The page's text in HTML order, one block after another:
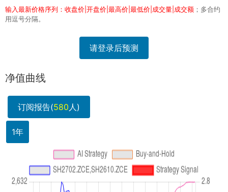
输入最新价格序列：收盘价|开盘价|最高价|最低价|成交量|成交额 ；多合约
用逗号分隔。
请登录后预测
净值曲线
订阅报告(580人)
1年